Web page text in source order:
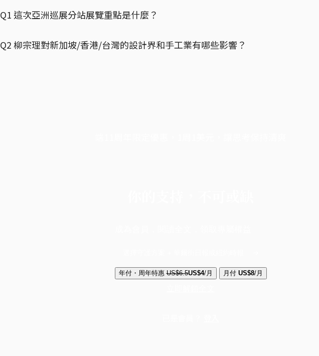
Q1 這次亞洲巡展分站展覽重點是什麼？
Q2 柳宗理對新加坡/香港/台灣的設計界和手工業有哪些影響？
年付・周年特惠 US$6.5US$4/月 月付 US$8/月